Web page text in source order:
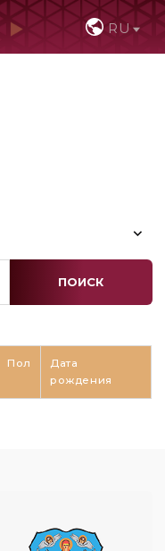
RU
ПОИСК
Пол
Дата
рождения